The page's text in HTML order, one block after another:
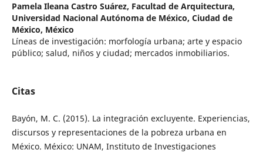
Pamela Ileana Castro Suárez, Facultad de Arquitectura,
Universidad Nacional Autónoma de México, Ciudad de
México, México
Líneas de investigación: morfología urbana; arte y espacio
público; salud, niños y ciudad; mercados inmobiliarios.
Citas
Bayón, M. C. (2015). La integración excluyente. Experiencias,
discursos y representaciones de la pobreza urbana en
México. México: UNAM, Instituto de Investigaciones